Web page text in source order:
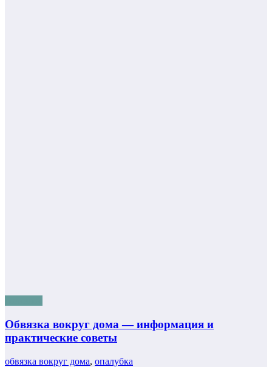
Обвязка вокруг дома — информация и
практические советы
обвязка вокруг дома, опалубка